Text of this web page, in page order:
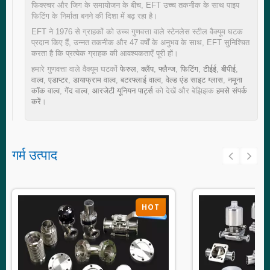
फिक्स्चर और जिग के समायोजन के बीच, EFT उच्च तकनीक के साथ पाइप
फिटिंग के निर्माता बनने की दिशा में बढ़ रहा है।
EFT ने 1976 से ग्राहकों को उच्च गुणवत्ता वाले स्टेनलेस स्टील वैक्यूम घटक
प्रदान किए हैं, उन्नत तकनीक और 47 वर्षों के अनुभव के साथ, EFT सुनिश्चित
करता है कि प्रत्येक ग्राहक की आवश्यकताएँ पूरी हों।
हमारे गुणवत्ता वाले वैक्यूम घटकों फेरुल क्लैंप, फ्लैन्ज, फिटिंग टीईई बीपीई
वाल्व, एडाप्टर डायाफ्राम वाल्व, बटरफ्लाई वाल्व, वेल्ड एंड साइट ग्लास नमूना
कॉक वाल्व, गेंद वाल्व, आरजेटी यूनियन पार्ट्स को देखें और बेझिझक हमसे संपर्क
करें ।
गर्म उत्पाद
HOT